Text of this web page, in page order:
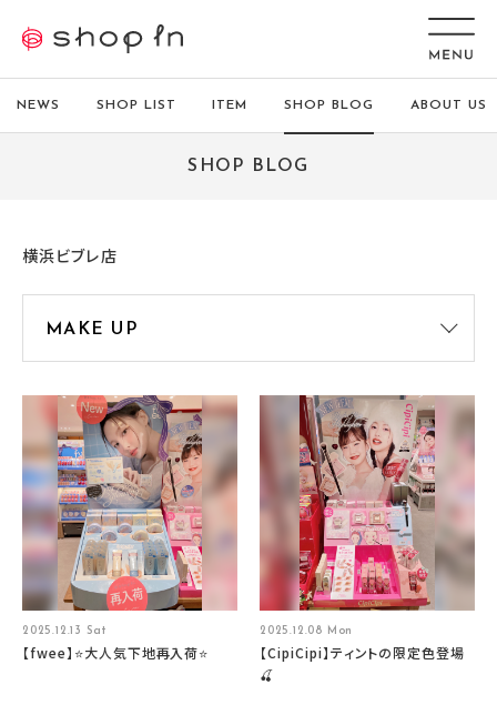
NEWS SHOP LIST ITEM SHOP BLOG ABOUT US
SHOP BLOG
横浜ビブレ店
2025.12.13 Sat
【fwee】⭐大人気下地再入荷⭐
2025.12.08 Mon
【CipiCipi】ティントの限定色登場
🍒